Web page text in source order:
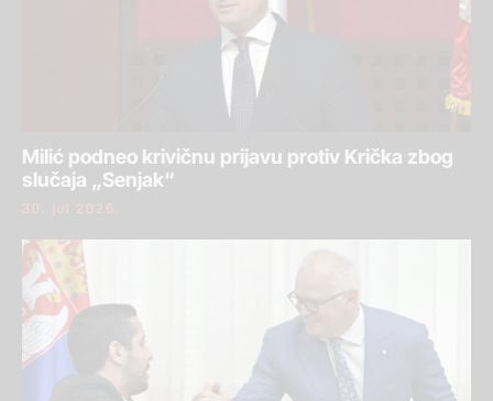
Milić podneo krivičnu prijavu protiv Krička zbog
slučaja „Senjak“
30. jul 2026.